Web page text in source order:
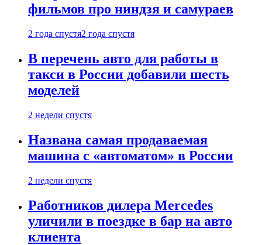
фильмов про ниндзя и самураев
2 года спустя2 года спустя
В перечень авто для работы в
такси в России добавили шесть
моделей
2 недели спустя
Названа самая продаваемая
машина с «автоматом» в России
2 недели спустя
Работников дилера Mercedes
уличили в поездке в бар на авто
клиента